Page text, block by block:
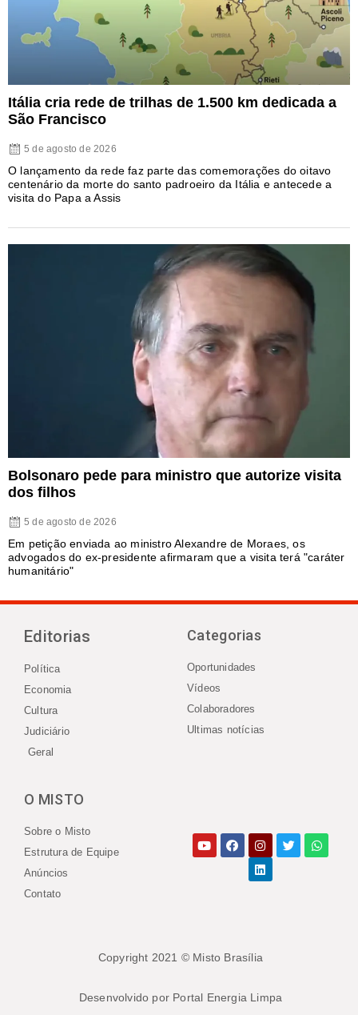
Itália cria rede de trilhas de 1.500 km dedicada a
São Francisco
5 de agosto de 2026
O lançamento da rede faz parte das comemorações do oitavo
centenário da morte do santo padroeiro da Itália e antecede a
visita do Papa a Assis
Bolsonaro pede para ministro que autorize visita
dos filhos
5 de agosto de 2026
Em petição enviada ao ministro Alexandre de Moraes, os
advogados do ex-presidente afirmaram que a visita terá "caráter
humanitário"
Editorias
Política
Economia
Cultura
Judiciário
Geral
Categorias
Oportunidades
Vídeos
Colaboradores
Ultimas notícias
O MISTO
Sobre o Misto
Estrutura de Equipe
Anúncios
Contato
Copyright 2021 © Misto Brasília
Desenvolvido por Portal Energia Limpa